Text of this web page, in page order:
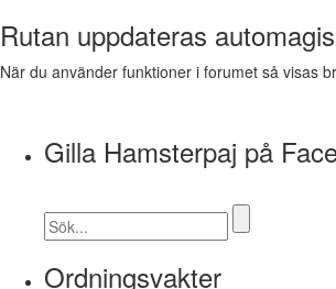
Rutan uppdateras
När du använder funktioner i forumet så visas
Gilla Hamsterpaj på
Ordningsvakter